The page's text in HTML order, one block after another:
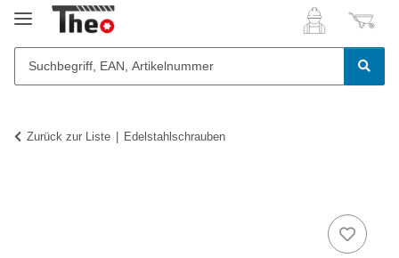
Zurück zur Liste Edelstahlschrauben